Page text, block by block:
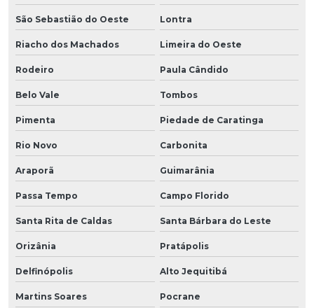
São Sebastião do Oeste Lontra
Riacho dos Machados Limeira do Oeste
Rodeiro Paula Cândido
Belo Vale Tombos
Pimenta Piedade de Caratinga
Rio Novo Carbonita
Araporã Guimarânia
Passa Tempo Campo Florido
Santa Rita de Caldas Santa Bárbara do Leste
Orizânia Pratápolis
Delfinópolis Alto Jequitibá
Martins Soares Pocrane